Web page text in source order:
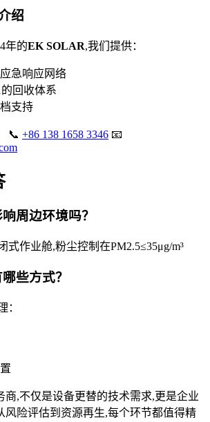
绍
年的EK SOLAR,我们提供：
急响应网络
回收体系
支持
📞 +86 138 1658 3346 📧
周边环境吗？
式作业舱,粉尘控制在PM2.5≤35μg/m³
些方式？
：
商,不仅是设备更替的技术需求,更是企业
风险评估到资源再生,每个环节都值得精